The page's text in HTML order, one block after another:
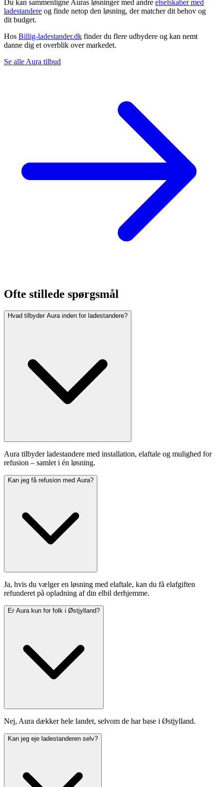
Du kan sammenligne Auras løsninger med andre elselskaber med
ladestandere og finde netop den løsning, der matcher dit behov og
dit budget.
Hos Billig-ladestander.dk finder du flere udbydere og kan nemt
danne dig et overblik over markedet.
Se alle Aura tilbud
Ofte stillede spørgsmål
Hvad tilbyder Aura inden for ladestandere?
Aura tilbyder ladestandere med installation, elaftale og mulighed for
refusion – samlet i én løsning.
Kan jeg få refusion med Aura?
Ja, hvis du vælger en løsning med elaftale, kan du få elafgiften
refunderet på opladning af din elbil derhjemme.
Er Aura kun for folk i Østjylland?
Nej, Aura dækker hele landet, selvom de har base i Østjylland.
Kan jeg eje ladestanderen selv?